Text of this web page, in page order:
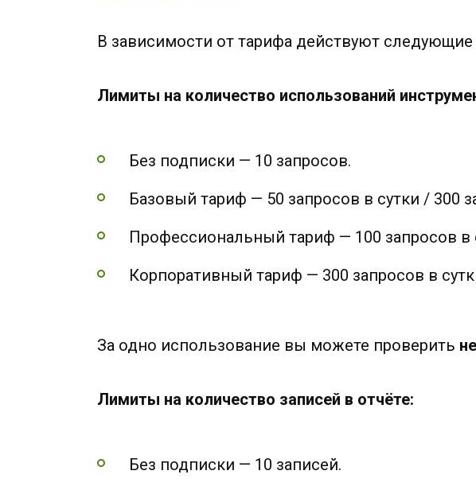
В зависимости от тарифа действуют
Лимиты на количество использований
Без подписки — 10 запросов.
Базовый тариф — 50 запросов в сутки / 300
Профессиональный тариф — 100 запросов в
Корпоративный тариф — 300 запросов в
За одно использование вы можете проверить
Лимиты на количество записей в отчёте:
Без подписки — 10 записей.